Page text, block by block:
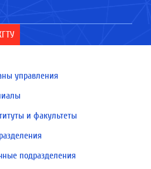
управления
и факультеты
подразделения